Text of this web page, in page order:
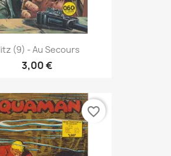
(9) - Au Secours
3,00 €
favorite_border